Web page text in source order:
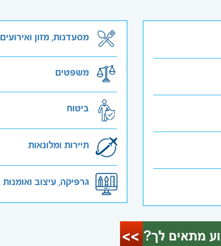
מסעדנות, מזון ואירועים
משפטים
ביטוח
תיירות ומלונאות
גרפיקה, עיצוב ואומנות